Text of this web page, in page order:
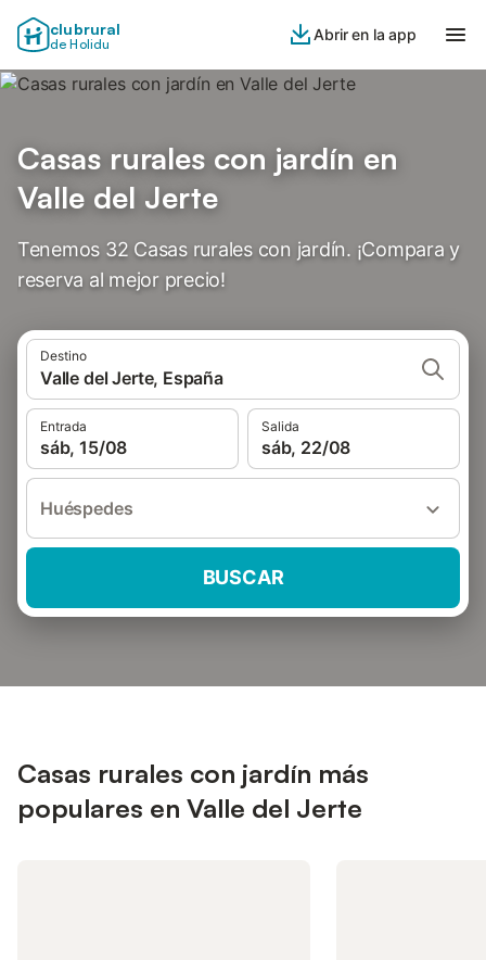
clubrural
de Holidu
Abrir en la app
Casas rurales con jardín en
Valle del Jerte
Tenemos 32 Casas rurales con jardín. ¡Compara y
reserva al mejor precio!
Destino
Valle del Jerte, España
Entrada
sáb, 15/08
Salida
sáb, 22/08
Huéspedes
BUSCAR
Casas rurales con jardín más
populares en Valle del Jerte